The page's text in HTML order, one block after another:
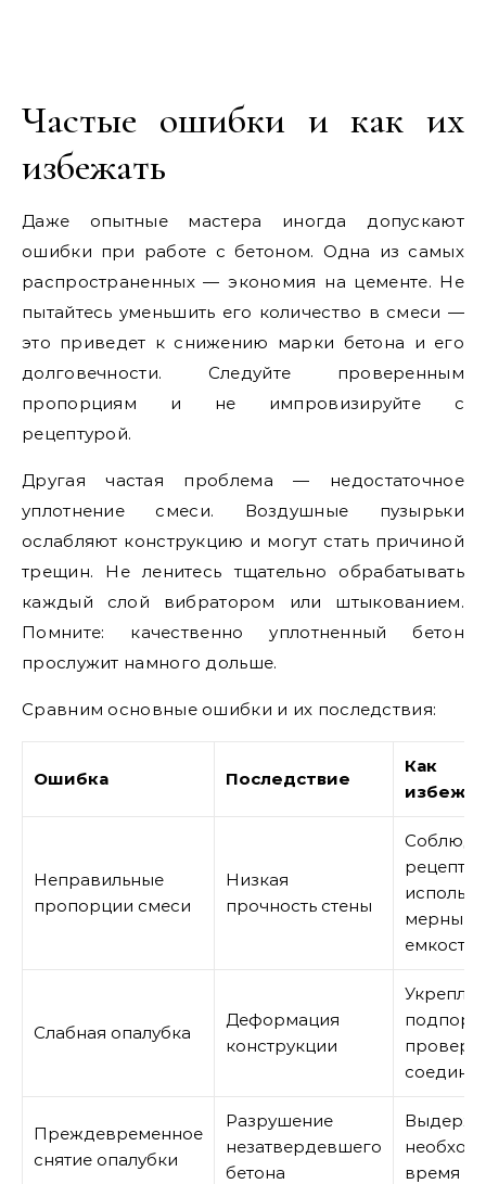
Частые ошибки и как их
избежать
Даже опытные мастера иногда допускают
ошибки при работе с бетоном. Одна из самых
распространенных — экономия на цементе. Не
пытайтесь уменьшить его количество в смеси —
это приведет к снижению марки бетона и его
долговечности. Следуйте проверенным
пропорциям и не импровизируйте с
рецептурой.
Другая частая проблема — недостаточное
уплотнение смеси. Воздушные пузырьки
ослабляют конструкцию и могут стать причиной
трещин. Не ленитесь тщательно обрабатывать
каждый слой вибратором или штыкованием.
Помните: качественно уплотненный бетон
прослужит намного дольше.
Сравним основные ошибки и их последствия:
Ошибка Последствие
Как
Неправильные
пропорции смеси
Низкая
прочность стены
мерные
емкости
Слабная опалубка
Деформация
конструкции
Преждевременное
снятие опалубки
Разрушение
незатвердевшего
бетона
время